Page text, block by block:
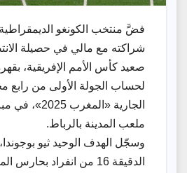
فضَّ منتخب الكونغو الديمقراطية
شراكته مع مالي في حصيلة
لحساب الجولة الأولى من رابع
الجارية
ملعب المدينة بالرباط.
وسجّل الهدف الوحيد ثيو
الدقيقة 16 من انفراد بحارس المرمى البنيني.